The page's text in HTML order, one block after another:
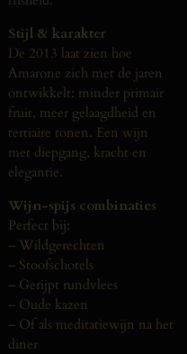
Stijl & karakter
De 2013 laat zien hoe
Amarone zich met de jaren
ontwikkelt: minder primair
fruit, meer gelaagdheid en
tertiaire tonen. Een wijn
met diepgang, kracht en
elegantie.
Wijn-spijs combinaties
Perfect bij:
– Wildgerechten
– Stoofschotels
– Gerijpt rundvlees
– Oude kazen
– Of als meditatiewijn na het
diner